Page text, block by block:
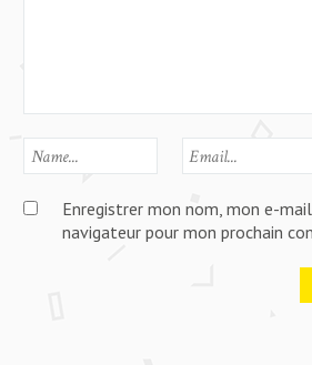
Enregistrer mon nom, mon e-
navigateur pour mon prochain